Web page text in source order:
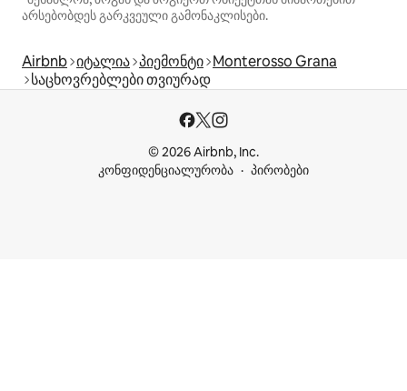
არსებობდეს გარკვეული გამონაკლისები.
Airbnb იტალია პიემონტი Monterosso Grana
საცხოვრებლები თვიურად
© 2026 Airbnb, Inc.
კონფიდენციალურობა
პირობები